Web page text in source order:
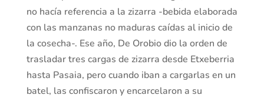
no hacía referencia a la zizarra -bebida elaborada
con las manzanas no maduras caídas al inicio de
la cosecha-. Ese año, De Orobio dio la orden de
trasladar tres cargas de zizarra desde Etxeberria
hasta Pasaia, pero cuando iban a cargarlas en un
batel, las confiscaron y encarcelaron a su